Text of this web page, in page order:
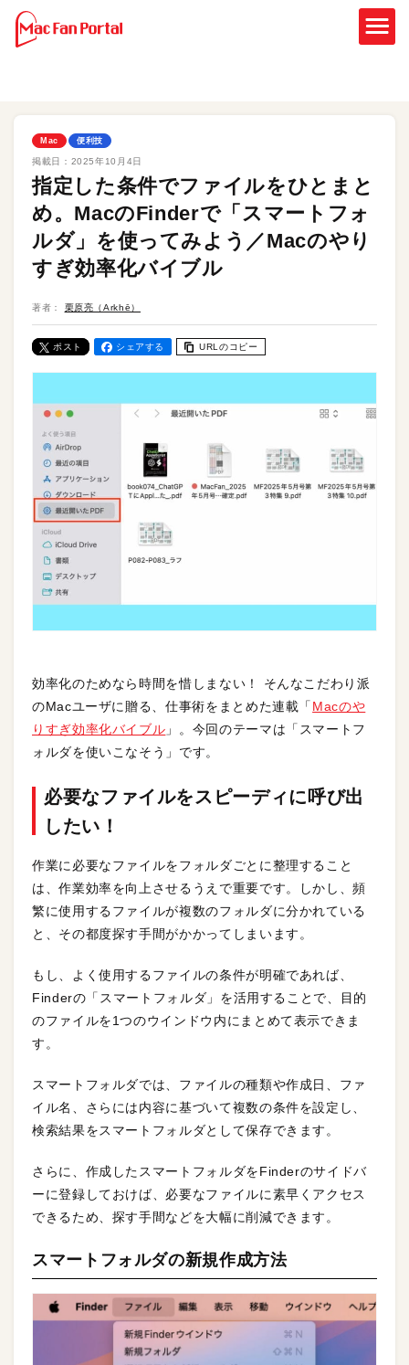
Mac 便利技
掲載日： 2025年10月4日
指定した条件でファイルをひとまと
め。MacのFinderで「スマートフォ
ルダ」を使ってみよう／Macのやり
すぎ効率化バイブル
著者： 栗原亮（Arkhē）
ポスト シェアする URLのコピー
効率化のためなら時間を惜しまない！ そんなこだわり派
のMacユーザに贈る、仕事術をまとめた連載「 Macのや
りすぎ効率化バイブル 」。今回のテーマは「スマートフ
ォルダを使いこなそう」です。
必要なファイルをスピーディに呼び出
したい！
作業に必要なファイルをフォルダごとに整理すること
は、作業効率を向上させるうえで重要です。しかし、頻
繁に使用するファイルが複数のフォルダに分かれている
と、その都度探す手間がかかってしまいます。
もし、よく使用するファイルの条件が明確であれば、
Finderの「スマートフォルダ」を活用することで、目的
のファイルを1つのウインドウ内にまとめて表示できま
す。
スマートフォルダでは、ファイルの種類や作成日、ファ
イル名、さらには内容に基づいて複数の条件を設定し、
検索結果をスマートフォルダとして保存できます。
さらに、作成したスマートフォルダをFinderのサイドバ
ーに登録しておけば、必要なファイルに素早くアクセス
できるため、探す手間などを大幅に削減できます。
スマートフォルダの新規作成方法